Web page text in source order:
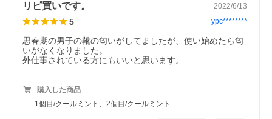
リピ買いです。 2022/6/13
5 ypc********
思春期の男子の靴の匂いがしてましたが、使い始めたら匂
いがなくなりました。
外仕事されている方にもいいと思います。
購入した商品
1個目/クールミント、2個目/クールミント